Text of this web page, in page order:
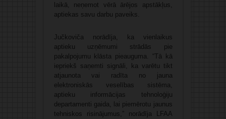
laikā, neņemot vērā ārējos apstākļus,
aptiekas savu darbu paveiks.
Jučkoviča norādīja, ka vienlaikus
aptieku uzņēmumi strādās pie
pakalpojumu klāsta pieauguma. “Tā kā
iepriekš saņemti signāli, ka varētu tikt
atjaunota vai radīta no jauna
elektroniskās veselības sistēma,
aptieku informācijas tehnoloģiju
departamenti gaida, lai piemērotu jaunus
tehniskos risinājumus,” norādīja LFAA